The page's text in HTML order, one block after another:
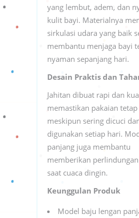
yang lembut, adem, dan
kulit bayi. Materialnya
sirkulasi udara yang baik
membantu menjaga bayi
nyaman sepanjang hari.
Desain Praktis dan
Jahitan dibuat rapi dan
memastikan pakaian
meskipun sering dicuci
digunakan setiap hari.
panjang juga membantu
memberikan
saat cuaca dingin.
Keunggulan Produk
Model baju lengan